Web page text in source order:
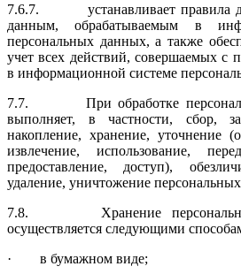
7.6.7. устанавливает правила
данным, обраба­тываемым в
персональных данных, а также
учет всех действий, совершаемых с
в информационной системе
7.7. При обработке
выполняет, в частности, сбор,
накопление, хранение, уточнение
извлечение, использование,
предоставление, доступ),
удаление, уничто­жение
7.8. Хранение
осуществляется следующими
· в бумажном виде;